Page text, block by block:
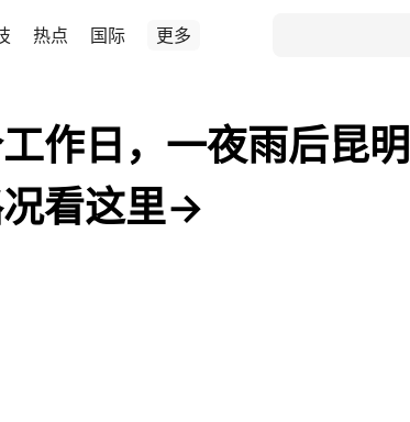
热点 国际 更多
作日，一夜雨后昆明
看这里→